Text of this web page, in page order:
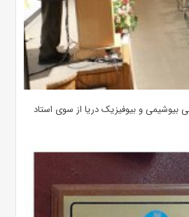
بیوشیمی و بیوفیزیک دریا از سوی استاد